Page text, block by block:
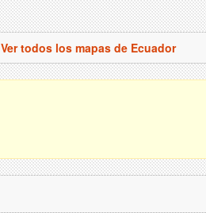
Ver todos los mapas de Ecuador